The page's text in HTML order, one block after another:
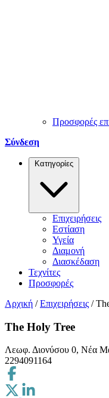
Προσφορές
Σύνδεση
Κατηγορίες
Επιχειρήσεις
Εστίαση
Υγεία
Διαμονή
Διασκέδαση
Τεχνίτες
Προσφορές
Αρχική / Επιχειρήσεις /
The Holy Tree
Λεωφ. Διονύσου 0, Νέα
2294091164